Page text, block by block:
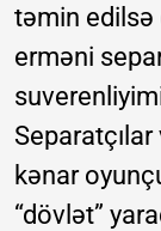
təmin edilsə
erməni
kənar
“dövlət”